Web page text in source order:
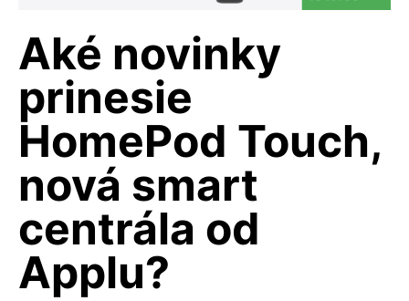
Aké novinky
prinesie
HomePod Touch,
nová smart
centrála od
Applu?